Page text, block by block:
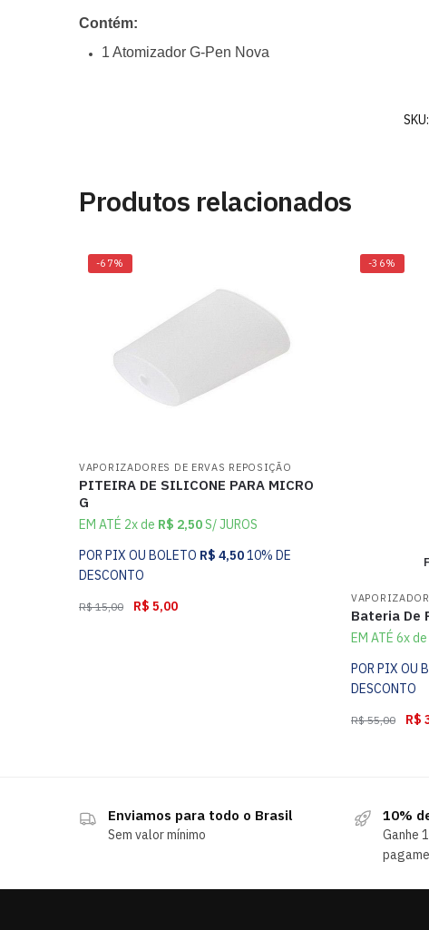
Contém:
1 Atomizador G-Pen Nova
SKU:
Produtos relacionados
-67%
VAPORIZADORES DE ERVAS REPOSIÇÃO
PITEIRA DE SILICONE PARA MICRO
G
EM ATÉ 2x de R$ 2,50S/ JUROS
POR PIX OU BOLETO R$ 4,5010% DE
DESCONTO
R$15,00 R$ 5,00
-36%
Bateria De
EM ATÉ 6x de
POR PIX OU
DESCONTO
R$55,00 R$
Enviamos para todo o Brasil
Sem valor mínimo
10%
Ganhe